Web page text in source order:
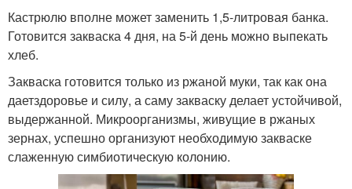
Кастрюлю вполне может заменить 1,5-литровая банка.
Готовится закваска 4 дня, на 5-й день можно выпекать
хлеб.
Закваска готовится только из ржаной муки, так как она
даетздоровье и силу, а саму закваску делает устойчивой,
выдержанной. Микроорганизмы, живущие в ржаных
зернах, успешно организуют необходимую закваске
слаженную симбиотическую колонию.